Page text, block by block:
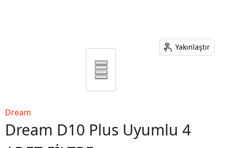
Yakınlaştır
Dream
Dream D10 Plus Uyumlu 4